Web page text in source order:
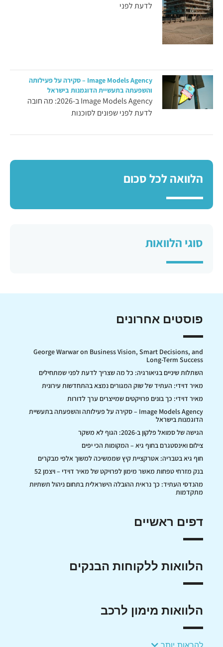
לדעת לפני
Image Models Agency – סקירה על פעילותה
והשפעתה בתעשיית הדוגמנות בישראל
Image Models Agency ב-2026: מה חובה
לדעת לפני שפונים לסוכנות
הלוואה לכל סכום
סוגי הלוואות
פוסטים אחרונים
George Warwar on Business Vision, Smart Decisions, and
Long-Term Success
השתלות שיניים בגיאורגיה: כל מה שצריך לדעת לפני שמתחילים
מאיר דוידי: העתיד של שוק המגורים נמצא בהתחדשות עירונית
מאיר דוידי: כך בונים פרויקטים שמייצרים ערך לדורות
Image Models Agency – סקירה על פעילותה והשפעתה בתעשיית
הדוגמנות בישראל
הגישה של סמואל פלקון ב-2026: הגוף לא משקר
צילום ואינסטגרם בחוף גיא – המקומות הכי יפים
חוף גיא בטבריה: אטרקציית קיץ שממשיכה למשוך אלפי מבקרים
בנק מזרחי טפחות מאשר מימון לפרויקט של מאיר דוידי – ויצמן 52
מהנדסי העתיד: כך נראית ההובלה הישראלית בתחום ניהול תשתיות
מתקדמות
דפים ראשיים
הלוואות ללקוחות הבנקים
הלוואות מימון לרכב